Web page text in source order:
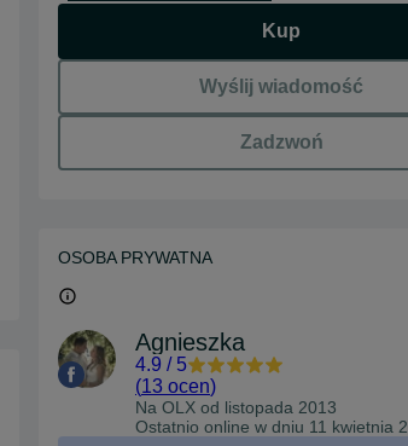
Kup
Wyślij wiadomość
Zadzwoń
OSOBA PRYWATNA
Agnieszka
4.9 / 5
(13 ocen)
Na OLX od listopada 2013
Ostatnio online w dniu 11 kwietnia